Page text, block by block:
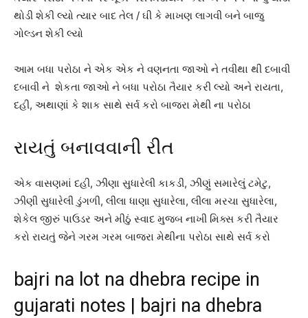
થોડી શેકી લ્યો ત્યાર બાદ તેલ / ઘી કે માખણ લાગવી બને બાજુ
ગોલ્ડન શેકી લ્યો
આમ બધા પરોઠા ને એક એક ને વણનતા જાઓ ને તવીથા થી દબાવી
દબાવી ને શેકતા જાઓ ને બધા પરોઠા તૈયાર કરી લ્યો અને રાયતા,
દહી, અથાણાં કે શાક સાથે સર્વ કરો બાજરા મેથી ના પરોઠા
રાયતું બનાવવાની રીત
એક વાસણમાં દહી, ઝીણા સુધારેલી કાકડી, ઝીણું સમારેલું ટમેટુ,
ઝીણી સુધારેલી ડુંગળી, લીલા ધાણા સુધારેલા, લીલા મરચા સુધારેલા,
શેકેલ જીરું પાઉડર અને મીઠું સ્વાદ મુજબ નાખી મિક્સ કરી તૈયાર
કરો રાયતું જેને ગરમ ગરમ બાજરા મેથીના પરોઠા સાથે સર્વ કરો
bajri na lot na dhebra recipe in
gujarati notes | bajri na dhebra